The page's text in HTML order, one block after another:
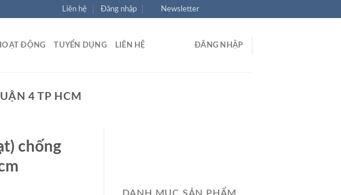
Liên hệ Đăng nhập Newsletter
ĐỘNG TUYỂN DỤNG LIÊN HỆ ĐĂNG NHẬP
4 TP HCM
chống